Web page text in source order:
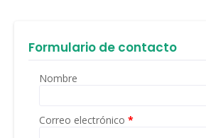
Formulario de contacto
Nombre
Correo electrónico *